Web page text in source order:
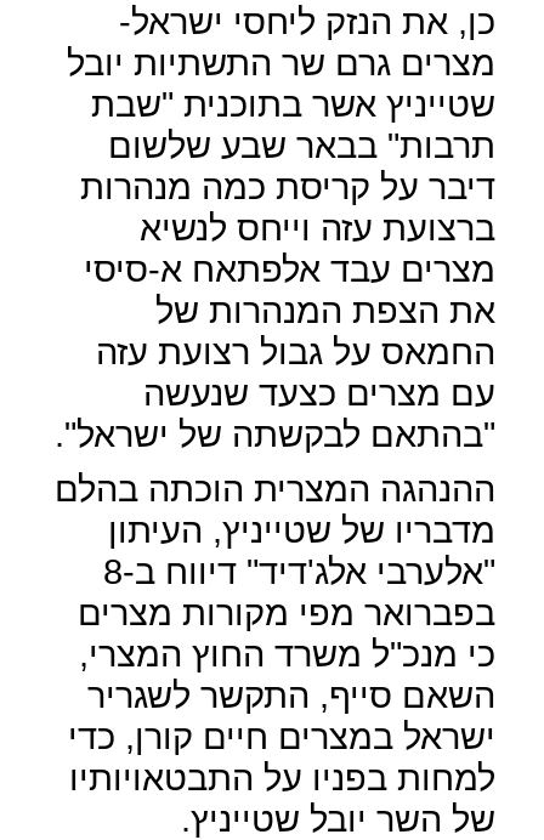
כן, את הנזק ליחסי ישראל-
מצרים גרם שר התשתיות יובל
שטייניץ אשר בתוכנית "שבת
תרבות" בבאר שבע שלשום
דיבר על קריסת כמה מנהרות
ברצועת עזה וייחס לנשיא
מצרים עבד אלפתאח א-סיסי
את הצפת המנהרות של
החמאס על גבול רצועת עזה
עם מצרים כצעד שנעשה
"בהתאם לבקשתה של ישראל".
ההנהגה המצרית הוכתה בהלם
מדבריו של שטייניץ, העיתון
"אלערבי אלג'דיד" דיווח ב-8
בפברואר מפי מקורות מצרים
כי מנכ"ל משרד החוץ המצרי,
השאם סייף, התקשר לשגריר
ישראל במצרים חיים קורן, כדי
למחות בפניו על התבטאויותיו
של השר יובל שטייניץ.